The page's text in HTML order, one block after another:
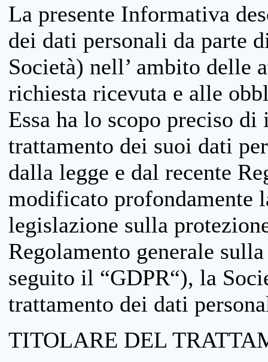
La presente Informativa
dei dati personali da parte
Società) nell’ ambito delle
richiesta ricevuta e alle
Essa ha lo scopo preciso
trattamento dei suoi dati
dalla legge e dal recente
modificato profondamente
legislazione sulla
Regolamento generale
seguito il “GDPR“), la
trattamento dei dati
TITOLARE DEL